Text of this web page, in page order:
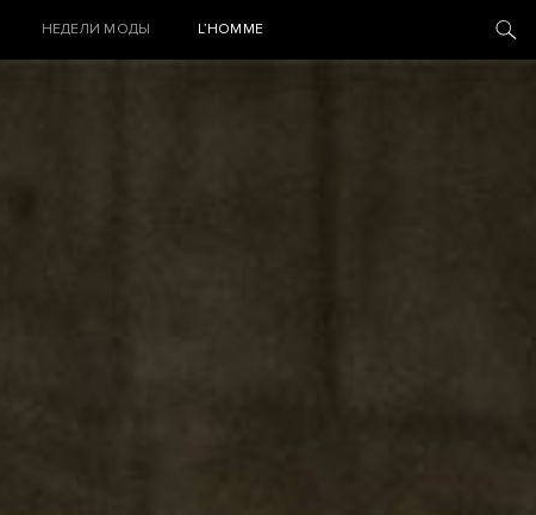
НЕДЕЛИ МОДЫ L’HOMME